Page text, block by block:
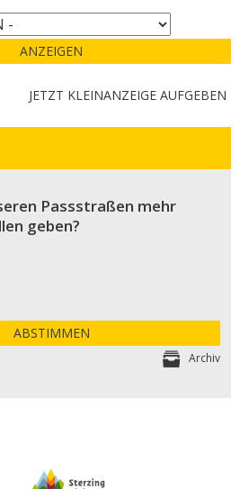
ANZEIGEN
JETZT KLEINANZEIGE AUFGEBEN
Passstraßen mehr
geben?
ABSTIMMEN
Archiv